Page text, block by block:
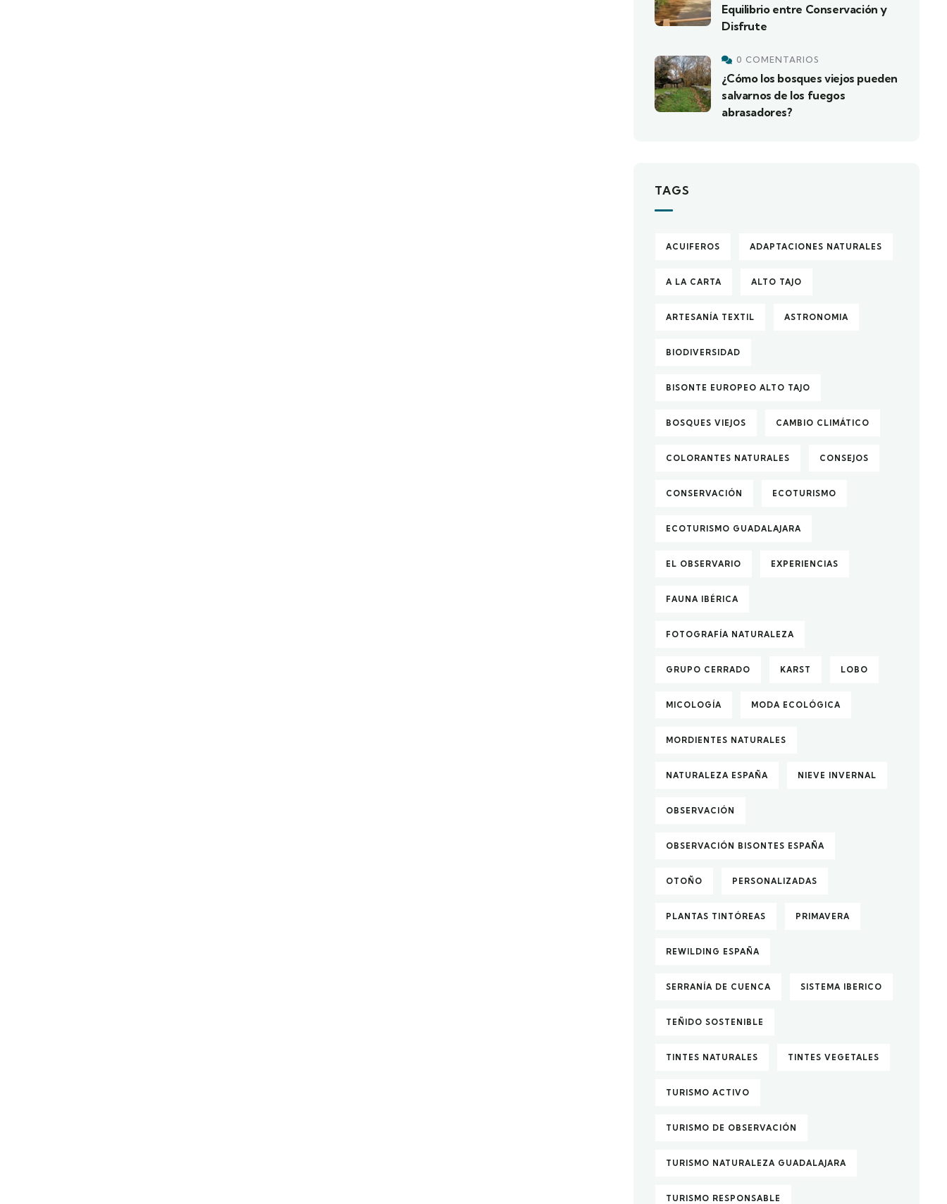
Equilibrio entre Conservación y
Disfrute
0 COMENTARIOS
¿Cómo los bosques viejos pueden
salvarnos de los fuegos
abrasadores?
TAGS
ACUIFEROS ADAPTACIONES NATURALES
A LA CARTA ALTO TAJO
ARTESANÍA TEXTIL ASTRONOMIA
BIODIVERSIDAD
BISONTE EUROPEO ALTO TAJO
BOSQUES VIEJOS CAMBIO CLIMÁTICO
COLORANTES NATURALES CONSEJOS
CONSERVACIÓN ECOTURISMO
ECOTURISMO GUADALAJARA
EL OBSERVARIO EXPERIENCIAS
FAUNA IBÉRICA
FOTOGRAFÍA NATURALEZA
GRUPO CERRADO KARST LOBO
MICOLOGÍA MODA ECOLÓGICA
MORDIENTES NATURALES
NATURALEZA ESPAÑA NIEVE INVERNAL
OBSERVACIÓN
OBSERVACIÓN BISONTES ESPAÑA
OTOÑO PERSONALIZADAS
PLANTAS TINTÓREAS PRIMAVERA
REWILDING ESPAÑA
SERRANÍA DE CUENCA SISTEMA IBERICO
TEÑIDO SOSTENIBLE
TINTES NATURALES TINTES VEGETALES
TURISMO ACTIVO
TURISMO DE OBSERVACIÓN
TURISMO NATURALEZA GUADALAJARA
TURISMO RESPONSABLE